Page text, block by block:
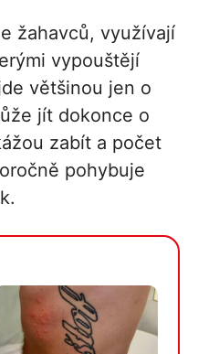
žahavců, využívají
vypouštějí
většinou jen o
jít dokonce o
zabít a počet
pohybuje